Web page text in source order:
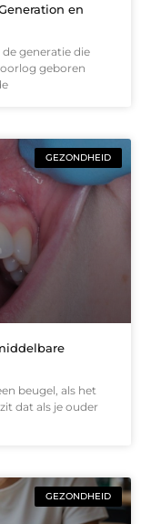
en
de generatie die
geboren
GEZONDHEID
beugel, als het
dat als je ouder
GEZONDHEID